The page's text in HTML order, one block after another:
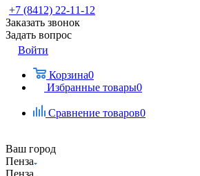
+7 (8412) 22-11-12
Заказать звонок
Задать вопрос
Войти
Корзина0
Избранные товары0
Сравнение товаров0
Ваш город
Пенза
Пенза